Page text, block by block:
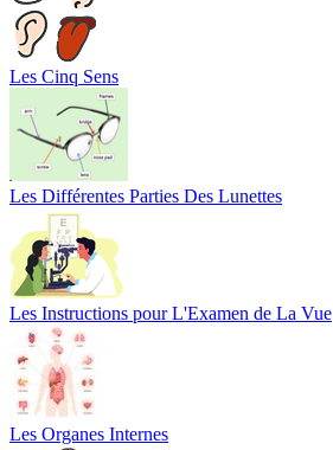
Les Cinq Sens
Les Différentes Parties Des Lunettes
Les Instructions pour L'Examen de La Vue
Les Organes Internes